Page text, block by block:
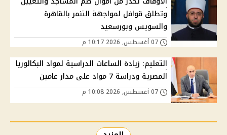
وتطلق قوافل لمواجهة التنمر بالقاهرة
والسويس وبورسعيد
التعليم: زيادة الساعات الدراسية لمواد البكالوريا
المصرية ودراسة 7 مواد على مدار عامين